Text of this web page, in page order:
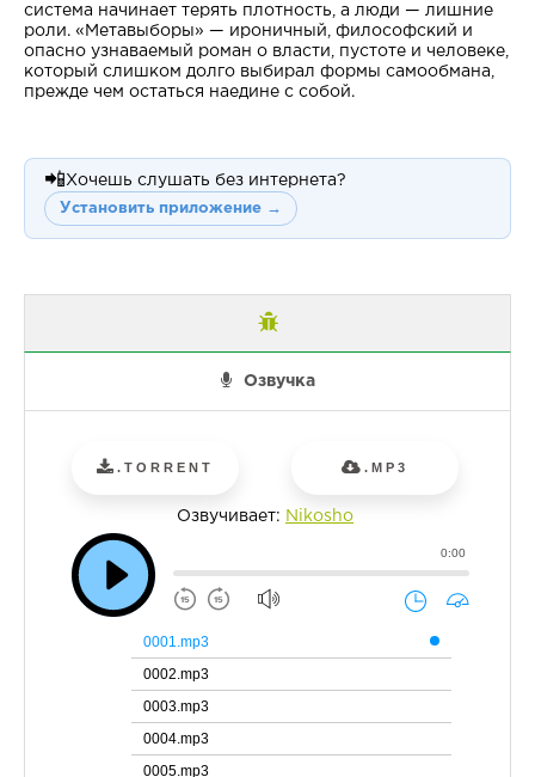
система начинает терять плотность, а люди — лишние
роли. «Метавыборы» — ироничный, философский и
опасно узнаваемый роман о власти, пустоте и человеке,
который слишком долго выбирал формы самообмана,
прежде чем остаться наедине с собой.
📲Хочешь слушать без интернета?
Установить приложение →
Озвучка
.TORRENT .MP3
Озвучивает: Nikosho
0:00
0001.mp3
0002.mp3
0003.mp3
0004.mp3
0005.mp3